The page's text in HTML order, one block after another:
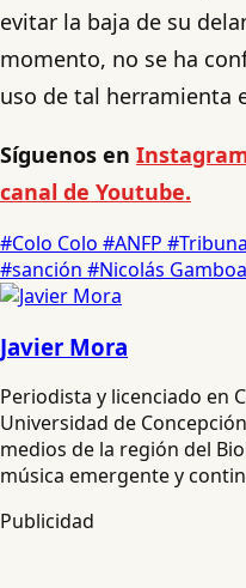
evitar la baja de su
momento, no se ha
uso de tal herramienta
Síguenos en
canal de Youtube.
#Colo Colo #ANFP
#sanción #Nicolás Gamboa
Javier Mora
Periodista y licenciado en
Universidad de
medios de la región del
música emergente y
Publicidad